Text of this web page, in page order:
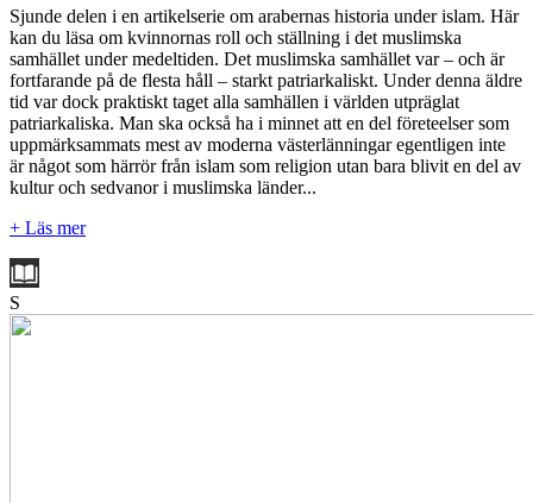
Sjunde delen i en artikelserie om arabernas historia under islam. Här
kan du läsa om kvinnornas roll och ställning i det muslimska
samhället under medeltiden. Det muslimska samhället var – och är
fortfarande på de flesta håll – starkt patriarkaliskt. Under denna äldre
tid var dock praktiskt taget alla samhällen i världen utpräglat
patriarkaliska. Man ska också ha i minnet att en del företeelser som
uppmärksammats mest av moderna västerlänningar egentligen inte
är något som härrör från islam som religion utan bara blivit en del av
kultur och sedvanor i muslimska länder...
+ Läs mer
S